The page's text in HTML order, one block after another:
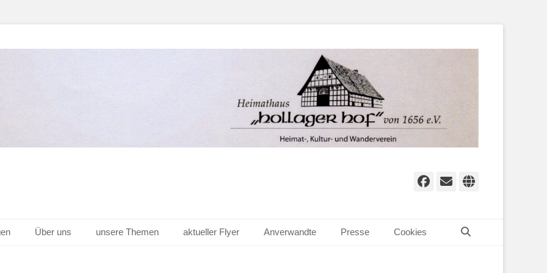
Hof v. 1656 e.V.
Facebook
E-
Website
Über uns unsere Themen aktueller Flyer Anverwandte Presse Cookies